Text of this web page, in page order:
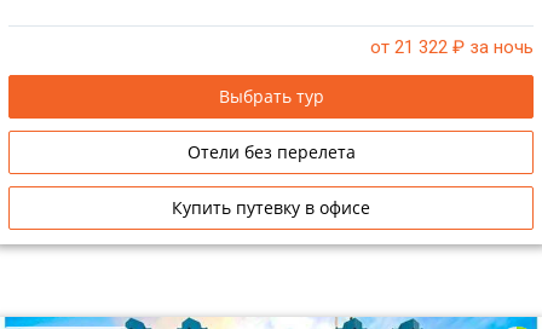
от 21 322 ₽ за ночь
Выбрать тур
Отели без перелета
Купить путевку в офисе